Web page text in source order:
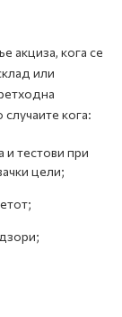
акциза, кога се
или
кога:
и тестови при
цели;